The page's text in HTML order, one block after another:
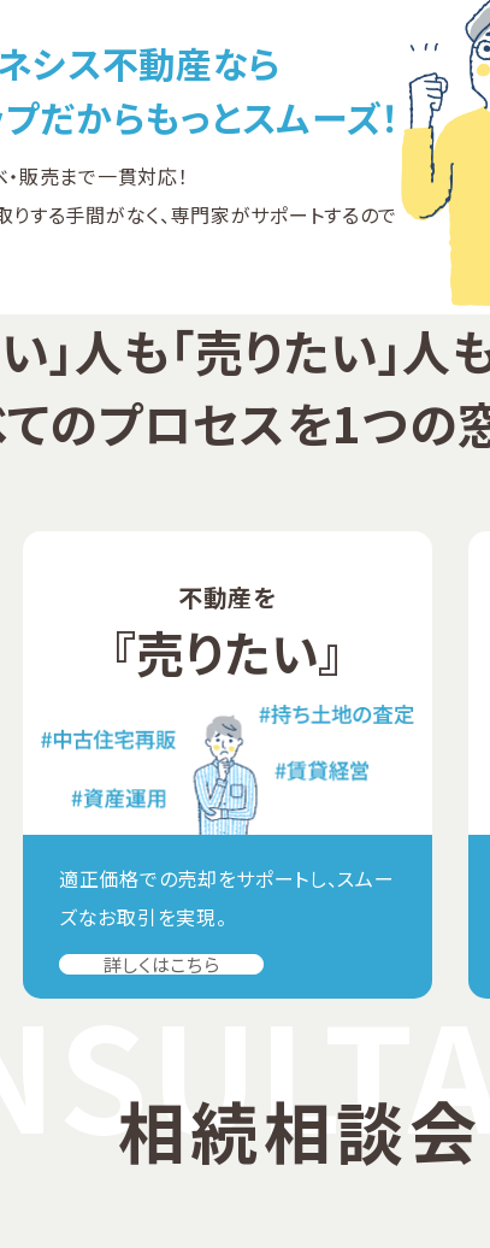
シス不動産なら
だからもっとスムーズ！
販売まで一貫対応！
する手間がなく、専門家がサポートするので
」人も「売りたい」人
のプロセスを1つの
不動産を
『売りたい』
適正価格での売却をサポートし、スムー
ズなお取引を実現。
詳しくはこちら
相続相談会